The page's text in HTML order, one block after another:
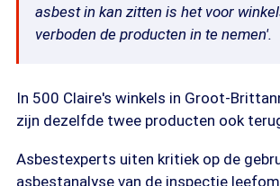
asbest in kan zitten is het voor
verboden de producten in te nemen'.
In 500 Claire's winkels in Groot-
zijn dezelfde twee producten ook
Asbestexperts uiten kritiek op de
asbestanalyse van de inspectie